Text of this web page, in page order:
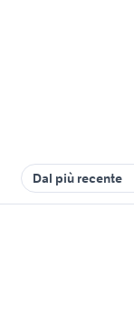
Dal più recente